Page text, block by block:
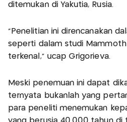
ditemukan di Yakutia, Rusia.
"Penelitian ini direncanakan
seperti dalam studi
terkenal," ucap Grigorieva.
Meski penemuan ini dapat
ternyata bukanlah yang
para peneliti menemukan